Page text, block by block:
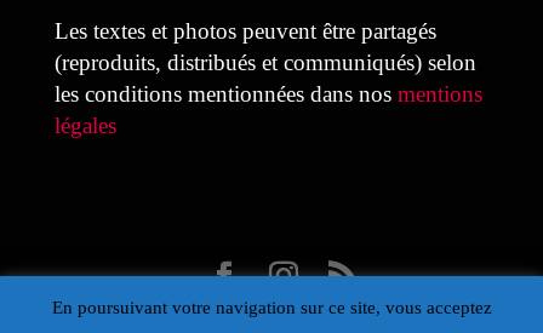
Les textes et photos peuvent être partagés
(reproduits, distribués et communiqués) selon
les conditions mentionnées dans nos mentions
légales
Design Laure Colmant pour la MDJ avec Divi
En poursuivant votre navigation sur ce site, vous acceptez